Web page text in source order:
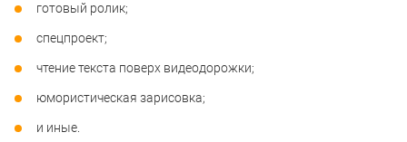
готовый ролик;
спецпроект;
чтение текста поверх видеодорожки;
юмористическая зарисовка;
и иные.